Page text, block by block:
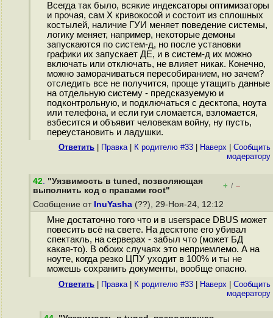
Всегда так было, всякие индексаторы оптимизаторы
и прочая, сам X кривокосой и состоит из сплошных
костылей, наличие ГУИ меняет поведение системы,
логику меняет, например, некоторые демоны
запускаются по систем-д, но после установки
графики их запускает ДЕ, и в систем-д их можно
включать или отключать, не влияет никак. Конечно,
можно заморачиваться пересобиранием, но зачем?
отследить все не получится, проще утащить данные
на отдельную систему - предсказуемую и
подконтрольную, и подключаться с десктопа, ноута
или телефона, и если гуи сломается, взломается,
взбесится и объявит человекам войну, ну пусть,
переустановить и ладушки.
Ответить Правка| К родителю #33 Наверх
Cообщить
модератору
42. "Уязвимость в tuned, позволяющая
выполнить код с правами root"
+ / –
Сообщение от InuYasha (??), 29-Ноя-24, 12:12
Мне достаточно того что и в userspace DBUS может
повесить всё на свете. На десктопе его убивал
спектакль, на серверах - забыл что (может БД
какая-то). В обоих случаях это неприемлемо. А на
ноуте, когда резко ЦПУ уходит в 100% и ты не
можешь сохранить документы, вообще опасно.
Ответить Правка| К родителю #33 Наверх
Cообщить
модератору